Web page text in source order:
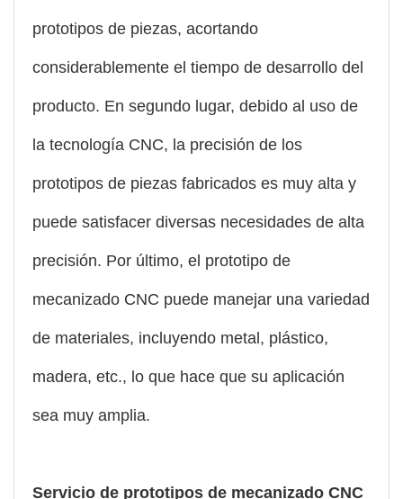
prototipos de piezas, acortando
considerablemente el tiempo de desarrollo del
producto. En segundo lugar, debido al uso de
la tecnología CNC, la precisión de los
prototipos de piezas fabricados es muy alta y
puede satisfacer diversas necesidades de alta
precisión. Por último, el prototipo de
mecanizado CNC puede manejar una variedad
de materiales, incluyendo metal, plástico,
madera, etc., lo que hace que su aplicación
sea muy amplia.
Servicio de prototipos de mecanizado CNC